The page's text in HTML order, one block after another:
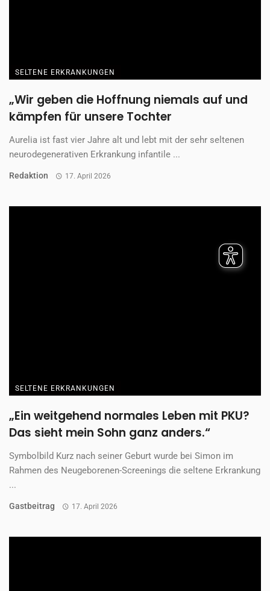
SELTENE ERKRANKUNGEN
„Wir geben die Hoffnung niemals auf und
kämpfen für unsere Tochter
Aurelia ist fast vier Jahre alt und lebt mit der sehr seltenen
neurodegenerativen Erkrankung infantile ...
Redaktion 17. April 2026
SELTENE ERKRANKUNGEN
„Ein weitgehend normales Leben mit PKU?
Das sieht mein Sohn ganz anders.“
Symbolbild Kurz nach seiner Geburt wurde bei Simon im
Rahmen des Neugeborenen-Screenings die seltene Erkrankung
...
Gastbeitrag 17. April 2026